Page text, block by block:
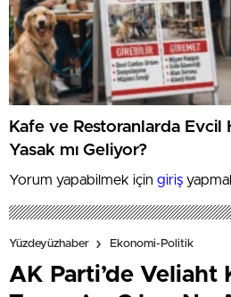
Kafe ve Restoranlarda Evcil
Yasak mı Geliyor?
Yorum yapabilmek için giriş
Yüzdeyüzhaber Ekonomi-Politik
AK Parti’de Veliaht